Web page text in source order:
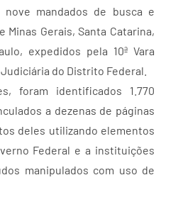
mandados de busca e
Gerais, Santa Catarina,
expedidos pela 10ª Vara
do Distrito Federal.
foram identificados 1.770
a dezenas de páginas
deles utilizando elementos
Federal e a instituições
manipulados com uso de